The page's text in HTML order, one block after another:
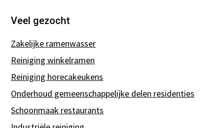
Veel gezocht
Zakelijke ramenwasser
Reiniging winkelramen
Reiniging horecakeukens
Onderhoud gemeenschappelijke delen residenties
Schoonmaak restaurants